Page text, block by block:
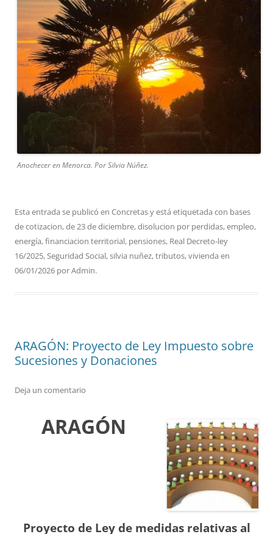
Anochecer en Menorca. Por Silvia Núñez.
Esta entrada se publicó en Concretasy está etiquetada con bases
de cotizacion,de 23 de diciembre,disolucion por perdidas,empleo,
energía,financiacion territorial, pensiones, Real Decreto-ley
16/2025,Seguridad Social,silvia nuñez,tributos,vivienda en
06/01/2026 porAdmin.
ARAGÓN: Proyecto de Ley Impuesto sobre
Sucesiones y Donaciones
Deja un comentario
ARAGÓN
Proyecto de Leyde medidas relativas al